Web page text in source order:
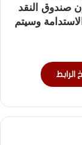
صندوق النقد
والاستدامة وسيتم
الرابط